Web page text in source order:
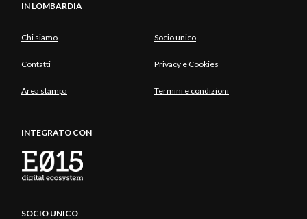
IN LOMBARDIA
Chi siamo Socio unico
Contatti Privacy e Cookies
Area stampa Termini e condizioni
INTEGRATO CON
SOCIO UNICO